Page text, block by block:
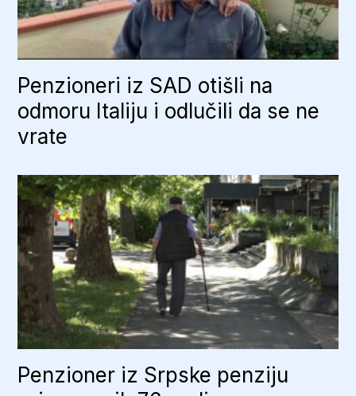
Penzioneri iz SAD otišli na
odmoru Italiju i odlučili da se ne
vrate
Penzioner iz Srpske penziju